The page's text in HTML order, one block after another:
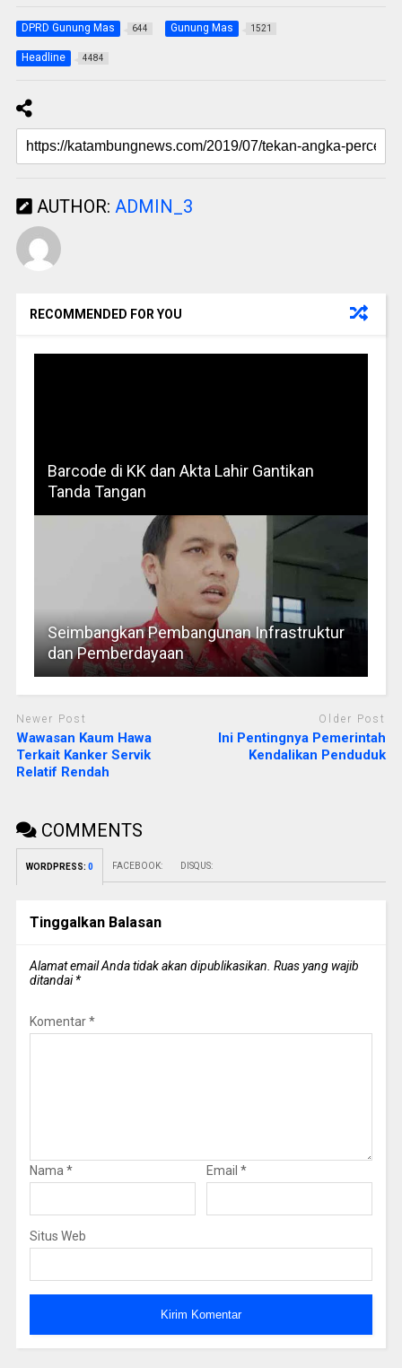
DPRD Gunung Mas 644 Gunung Mas 1521
Headline 4484
AUTHOR: ADMIN_3
RECOMMENDED FOR YOU
Barcode di KK dan Akta Lahir Gantikan
Tanda Tangan
Seimbangkan Pembangunan Infrastruktur
dan Pemberdayaan
Newer Post
Wawasan Kaum Hawa
Terkait Kanker Servik
Relatif Rendah
Older Post
Ini Pentingnya Pemerintah
Kendalikan Penduduk
COMMENTS
WORDPRESS: 0 FACEBOOK: DISQUS:
Tinggalkan Balasan
Alamat email Anda tidak akan dipublikasikan. Ruas yang wajib
ditandai*
Komentar*
Nama * Email *
Situs Web